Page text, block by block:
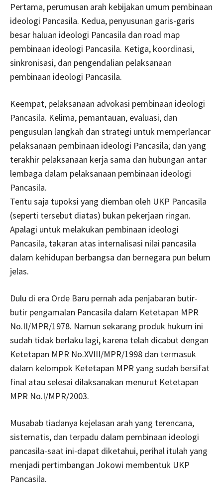
Pertama, perumusan arah kebijakan umum pembinaan
ideologi Pancasila. Kedua, penyusunan garis-garis
besar haluan ideologi Pancasila dan road map
pembinaan ideologi Pancasila. Ketiga, koordinasi,
sinkronisasi, dan pengendalian pelaksanaan
pembinaan ideologi Pancasila.
Keempat, pelaksanaan advokasi pembinaan ideologi
Pancasila. Kelima, pemantauan, evaluasi, dan
pengusulan langkah dan strategi untuk memperlancar
pelaksanaan pembinaan ideologi Pancasila; dan yang
terakhir pelaksanaan kerja sama dan hubungan antar
lembaga dalam pelaksanaan pembinaan ideologi
Pancasila.
Tentu saja tupoksi yang diemban oleh UKP Pancasila
(seperti tersebut diatas) bukan pekerjaan ringan.
Apalagi untuk melakukan pembinaan ideologi
Pancasila, takaran atas internalisasi nilai pancasila
dalam kehidupan berbangsa dan bernegara pun belum
jelas.
Dulu di era Orde Baru pernah ada penjabaran butir-
butir pengamalan Pancasila dalam Ketetapan MPR
No.II/MPR/1978. Namun sekarang produk hukum ini
sudah tidak berlaku lagi, karena telah dicabut dengan
Ketetapan MPR No.XVIII/MPR/1998 dan termasuk
dalam kelompok Ketetapan MPR yang sudah bersifat
final atau selesai dilaksanakan menurut Ketetapan
MPR No.I/MPR/2003.
Musabab tiadanya kejelasan arah yang terencana,
sistematis, dan terpadu dalam pembinaan ideologi
pancasila-saat ini-dapat diketahui, perihal itulah yang
menjadi pertimbangan Jokowi membentuk UKP
Pancasila.